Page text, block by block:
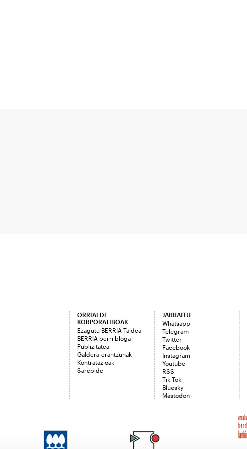
ORRIALDE
KORPORATIBOAK
Ezagutu BERRIA Taldea
BERRIA berri bloga
Publizitatea
Galdera-erantzunak
Kontratazioak
Sarebide
JARRAITU
Whatsapp
Telegram
Twitter
Facebook
Instagram
Youtube
RSS
Tik Tok
Bluesky
Mastodon